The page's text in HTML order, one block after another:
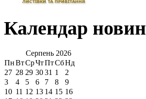
Календар новин
Серпень 2026
ПнВтСрЧтПтСбНд
27 28 29 3031 1
2
3
4 5 6 7 8
9
10 11 12 13 14 15 16